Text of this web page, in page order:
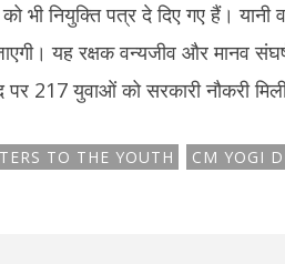
नियुक्ति पत्र दे दिए गए हैं।
यह रक्षक वन्यजीव और मानव
पर 217 युवाओं को सरकारी नौकरी
TO THE YOUTH
CM YOGI